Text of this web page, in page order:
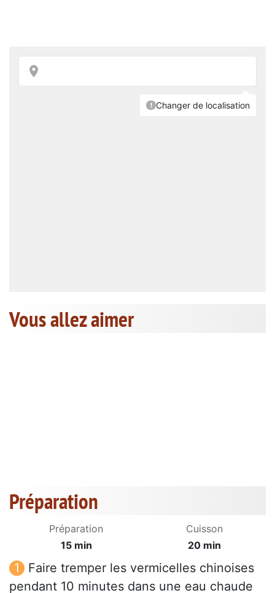
Vous allez aimer
Préparation
Préparation
15 min
Cuisson
20 min
Faire tremper les vermicelles chinoises
pendant 10 minutes dans une eau chaude